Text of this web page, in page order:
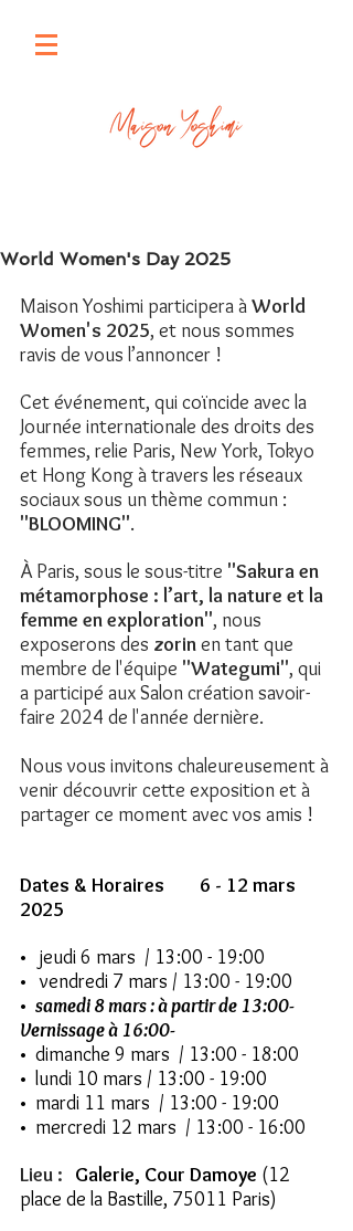
World Women's Day 2025
Maison Yoshimi participera à World
Women's 2025, et nous sommes
ravis de vous l’annoncer !
Cet événement, qui coïncide avec la
Journée internationale des droits des
femmes, relie Paris, New York, Tokyo
et Hong Kong à travers les réseaux
sociaux sous un thème commun :
"BLOOMING".
À Paris, sous le sous-titre "Sakura en
métamorphose : l’art, la nature et la
femme en exploration", nous
exposerons des zorin en tant que
membre de l'équipe "Wategumi", qui
a participé aux Salon création savoir-
faire 2024 de l'année dernière.
Nous vous invitons chaleureusement à
venir découvrir cette exposition et à
partager ce moment avec vos amis !
Dates & Horaires        6 - 12 mars
2025
• jeudi 6 mars  / 13:00 - 19:00
• vendredi 7 mars / 13:00 - 19:00
• samedi 8 mars : à partir de 13:00-
Vernissage à 16:00-
•  dimanche 9 mars  / 13:00 - 18:00
•  lundi 10 mars / 13:00 - 19:00
•  mardi 11 mars  / 13:00 - 19:00
•  mercredi 12 mars  / 13:00 - 16:00
Lieu : Galerie, Cour Damoye (12
place de la Bastille, 75011 Paris)